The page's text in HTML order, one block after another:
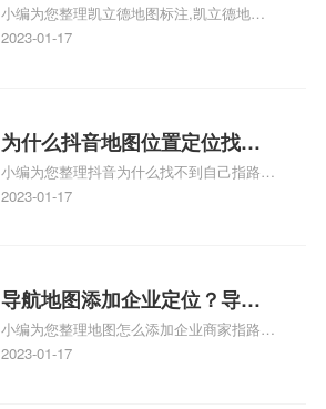
注？凯立德地图位置定位,导航,
标注？
小编为您整理凯立德地图标注,凯立德地图
标注怎么做啊、凯立德地图标注,凯立德地
相关地图标注知识，详情可查看下方正文！
2023-01-17
为什么抖音地图位置定位找不
到了？抖音为什么找不到当前
定位了？
小编为您整理抖音为什么找不到自己指路人
地图标注服务中心铺的位置、地图位置更新
服务中心位置、抖音突然不显示定位了相关
地图标注知识，详情可查看下方正文！
2023-01-17
导航地图添加企业定位？导航
定位企业？
小编为您整理地图怎么添加企业商家指路人
地图标注服务中心铺名称、地图怎么添加企
2023-01-17